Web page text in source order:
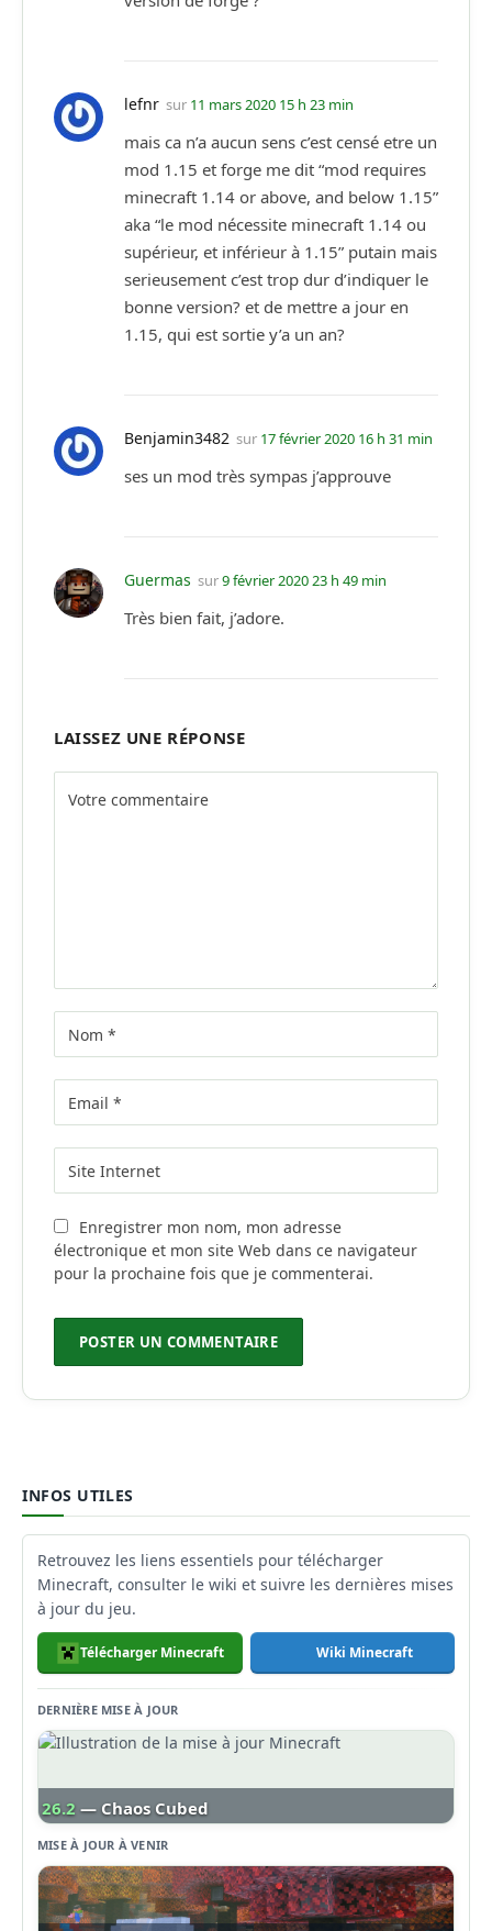
lefnr sur 11 mars 2020 15 h 23 min
mais ca n’a aucun sens c’est censé etre un
mod 1.15 et forge me dit “mod requires
minecraft 1.14 or above, and below 1.15”
aka “le mod nécessite minecraft 1.14 ou
supérieur, et inférieur à 1.15” putain mais
serieusement c’est trop dur d’indiquer le
bonne version? et de mettre a jour en
1.15, qui est sortie y’a un an?
Benjamin3482 sur 17 février 2020 16 h 31 min
ses un mod très sympas j’approuve
Guermas sur9 février 2020 23 h 49 min
Très bien fait, j’adore.
LAISSEZ UNE RÉPONSE
Enregistrer mon nom, mon adresse
électronique et mon site Web dans ce navigateur
pour la prochaine fois que je commenterai.
INFOS UTILES
Retrouvez les liens essentiels pour télécharger
Minecraft, consulter le wiki et suivre les dernières mises
à jour du jeu.
Télécharger Minecraft Wiki Minecraft
DERNIÈRE MISE À JOUR
26.2 — Chaos Cubed
MISE À JOUR À VENIR